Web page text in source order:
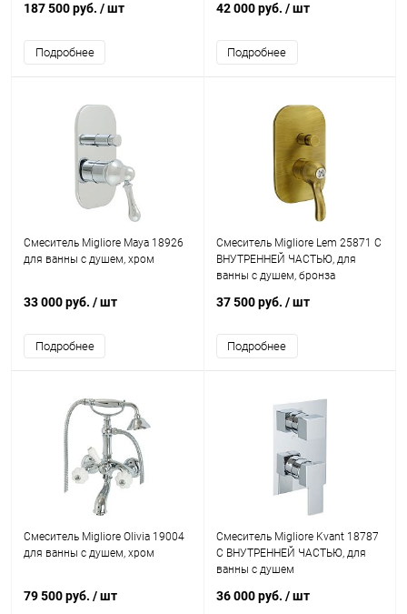
187 500 руб. / шт
Подробнее
42 000 руб. / шт
Подробнее
Смеситель Migliore Maya 18926
для ванны с душем, хром
33 000 руб. / шт
Подробнее
Смеситель Migliore Lem 25871 С
ВНУТРЕННЕЙ ЧАСТЬЮ, для
ванны с душем, бронза
37 500 руб. / шт
Подробнее
Смеситель Migliore Olivia 19004
для ванны с душем, хром
79 500 руб. / шт
Смеситель Migliore Kvant 18787
С ВНУТРЕННЕЙ ЧАСТЬЮ, для
ванны с душем
36 000 руб. / шт